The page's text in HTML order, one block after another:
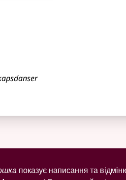
показує написання та